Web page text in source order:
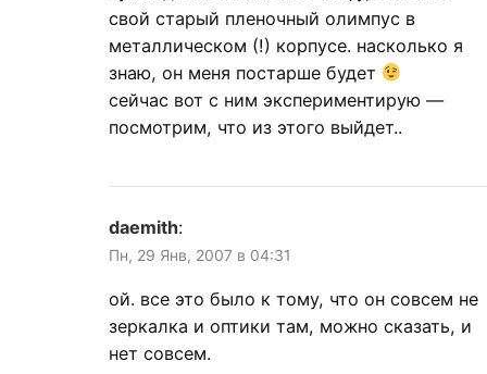
свой старый пленочный олимпус в
металлическом (!) корпусе. насколько я
знаю, он меня постарше будет
сейчас вот с ним экспериментирую —
посмотрим, что из этого выйдет..
daemith:
Пн, 29 Янв, 2007 в 04:31
ой. все это было к тому, что он совсем не
зеркалка и оптики там, можно сказать, и
нет совсем.